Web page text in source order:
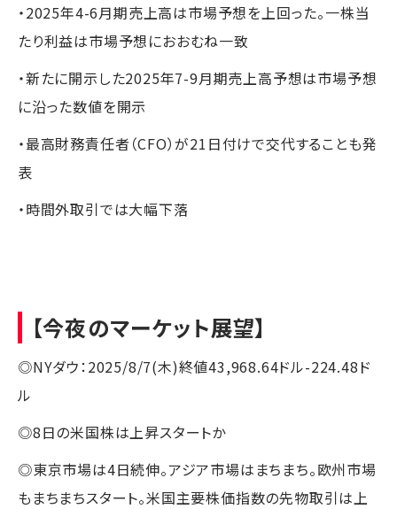
・2025年4-6月期売上高は市場予想を上回った。一株当
たり利益は市場予想におおむね一致
・新たに開示した2025年7-9月期売上高予想は市場予想
に沿った数値を開示
・最高財務責任者（CFO）が21日付けで交代することも発
表
・時間外取引では大幅下落
【今夜のマーケット展望】
◎NYダウ：2025/8/7(木)終値43,968.64ドル-224.48ド
ル
◎8日の米国株は上昇スタートか
◎東京市場は4日続伸。アジア市場はまちまち。欧州市場
もまちまちスタート。米国主要株価指数の先物取引は上